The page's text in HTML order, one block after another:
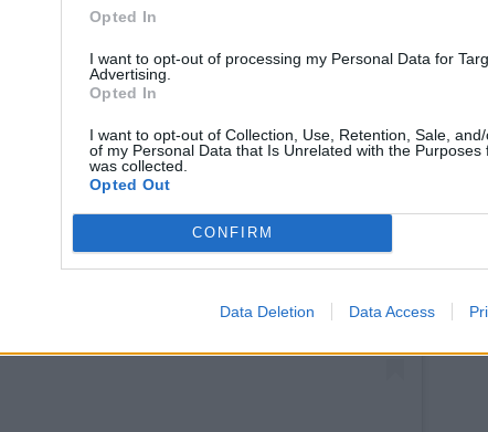
Opted In
I want to opt-out of processing my Personal Data for
Advertising.
Opted In
I want to opt-out of Collection, Use, Retention, Sale,
of my Personal Data that Is Unrelated with the Purposes
was collected.
Opted Out
CONFIRM
Data Deletion Data Access
Näytä tämä julkaisu Instagramissa.